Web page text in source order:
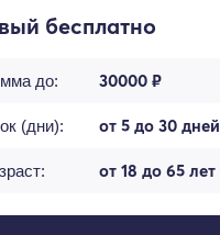
бесплатно
до: 30000 ₽
(дни): от 5 до 30 дней
от 18 до 65 лет